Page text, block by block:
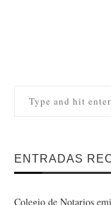
ENTRADAS
Colegio de Notarios